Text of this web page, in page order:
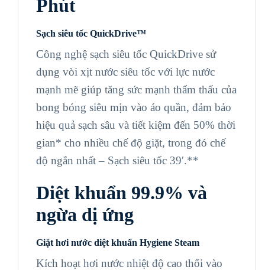
Phút
Sạch siêu tốc QuickDrive™
Công nghệ sạch siêu tốc QuickDrive sử
dụng vòi xịt nước siêu tốc với lực nước
mạnh mẽ giúp tăng sức mạnh thẩm thấu của
bong bóng siêu mịn vào áo quần, đảm bảo
hiệu quả sạch sâu và tiết kiệm đến 50% thời
gian* cho nhiều chế độ giặt, trong đó chế
độ ngắn nhất – Sạch siêu tốc 39′.**
Diệt khuẩn 99.9% và
ngừa dị ứng
Giặt hơi nước diệt khuẩn Hygiene Steam
Kích hoạt hơi nước nhiệt độ cao thổi vào